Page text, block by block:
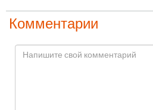
Комментарии